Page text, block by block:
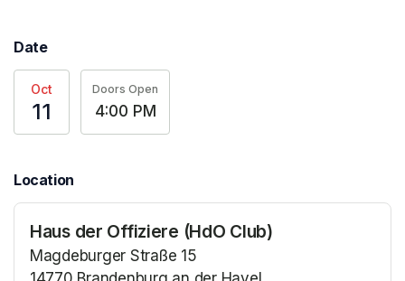
Date
Oct
11
Doors Open
4:00 PM
Location
Haus der Offiziere (HdO Club)
Magdeburger Straße 15